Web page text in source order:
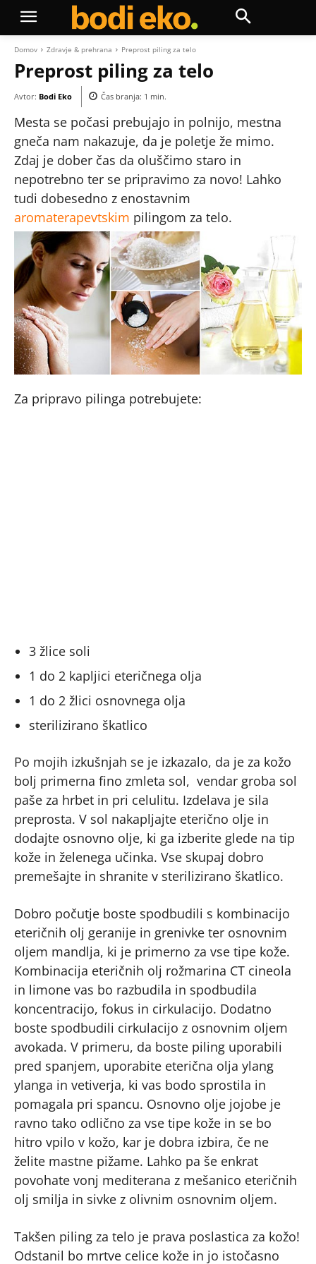
Domov Zdravje & prehrana Preprost piling za telo
Preprost piling za telo
Avtor: Bodi Eko Čas branja: 1 min.
Mesta se počasi prebujajo in polnijo, mestna
gneča nam nakazuje, da je poletje že mimo.
Zdaj je dober čas da oluščimo staro in
nepotrebno ter se pripravimo za novo! Lahko
tudi dobesedno z enostavnim
aromaterapevtskim pilingom za telo.
Za pripravo pilinga potrebujete:
3 žlice soli
1 do 2 kapljici eteričnega olja
1 do 2 žlici osnovnega olja
sterilizirano škatlico
Po mojih izkušnjah se je izkazalo, da je za kožo
bolj primerna fino zmleta sol, vendar groba sol
paše za hrbet in pri celulitu. Izdelava je sila
preprosta. V sol nakapljajte eterično olje in
dodajte osnovno olje, ki ga izberite glede na tip
kože in želenega učinka. Vse skupaj dobro
premešajte in shranite v sterilizirano škatlico.
Dobro počutje boste spodbudili s kombinacijo
eteričnih olj geranije in grenivke ter osnovnim
oljem mandlja, ki je primerno za vse tipe kože.
Kombinacija eteričnih olj rožmarina CT cineola
in limone vas bo razbudila in spodbudila
koncentracijo, fokus in cirkulacijo. Dodatno
boste spodbudili cirkulacijo z osnovnim oljem
avokada. V primeru, da boste piling uporabili
pred spanjem, uporabite eterična olja ylang
ylanga in vetiverja, ki vas bodo sprostila in
pomagala pri spancu. Osnovno olje jojobe je
ravno tako odlično za vse tipe kože in se bo
hitro vpilo v kožo, kar je dobra izbira, če ne
želite mastne pižame. Lahko pa še enkrat
povohate vonj mediterana z mešanico eteričnih
olj smilja in sivke z olivnim osnovnim oljem.
Takšen piling za telo je prava poslastica za kožo!
Odstanil bo mrtve celice kože in jo istočasno